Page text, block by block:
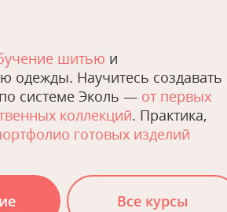
шитью и
одежды. Научитесь создавать
системе Эколь — от первых
коллекций. Практика,
готовых изделий
Все курсы